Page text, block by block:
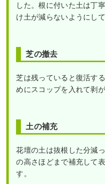
した。根に付いた土は丁
け土が減らないようにして
芝の撤去
芝は残っていると復活す
めにスコップを入れて剥
土の補充
花壇の土は抜根した分減
の高さほどまで補充して
す。